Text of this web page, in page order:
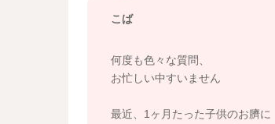
こば
何度も色々な質問、
お忙しい中すいません
最近、1ヶ月たった子供のお臍に